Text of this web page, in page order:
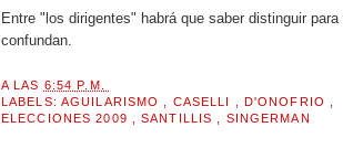
Entre "los dirigentes" habrá que saber distinguir
confundan.
A LAS 6:54 P.M.
LABELS: AGUILARISMO CASELLI D'ONOFRIO
ELECCIONES 2009
,SANTILLIS SINGERMAN